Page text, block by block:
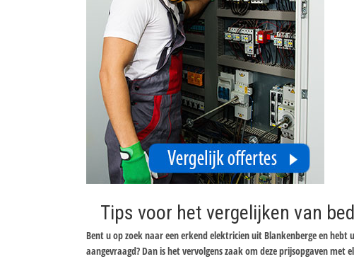
Tips voor het vergelijken van
Bent u op zoek naar een erkend elektricien uit Blankenberge en hebt
aangevraagd? Dan is het vervolgens zaak om deze prijsopgaven met